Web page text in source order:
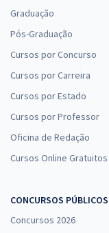
Graduação
Pós-Graduação
Cursos por Concurso
Cursos por Carreira
Cursos por Estado
Cursos por Professor
Oficina de Redação
Cursos Online Gratuitos
CONCURSOS PÚBLICOS
Concursos 2026